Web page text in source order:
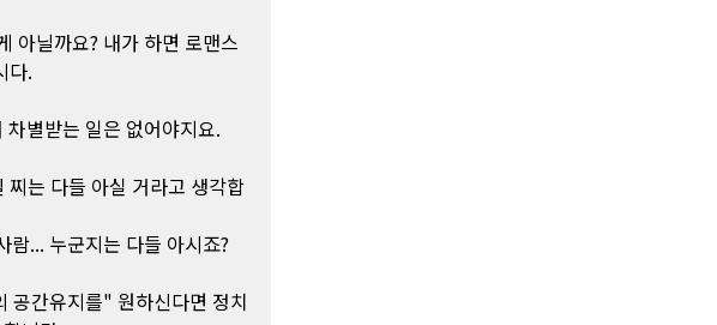
아닐까요? 내가 하면 로맨스
다.
별받는 일은 없어야지요.
는 다들 아실 거라고 생각합
람... 누군지는 다들 아시죠?
공간유지를" 원하신다면 정치